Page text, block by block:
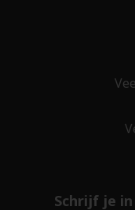
Schrijf je